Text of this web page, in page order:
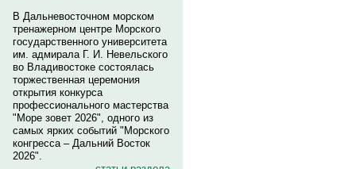
В Дальневосточном морском
тренажерном центре Морского
государственного университета
им. адмирала Г. И. Невельского
во Владивостоке состоялась
торжественная церемония
открытия конкурса
профессионального мастерства
"Море зовет 2026", одного из
самых ярких событий "Морского
конгресса – Дальний Восток
2026".